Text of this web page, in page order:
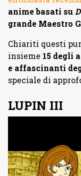
anime basati su
grande Maestro
Chiariti questi
insieme 15 degli
e affascinanti
speciale di
LUPIN III